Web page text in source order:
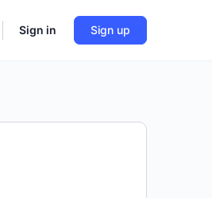
Sign in Sign up